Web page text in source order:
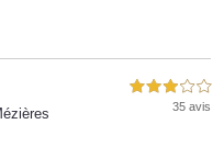
3,0 étoiles sur 5
35 avis